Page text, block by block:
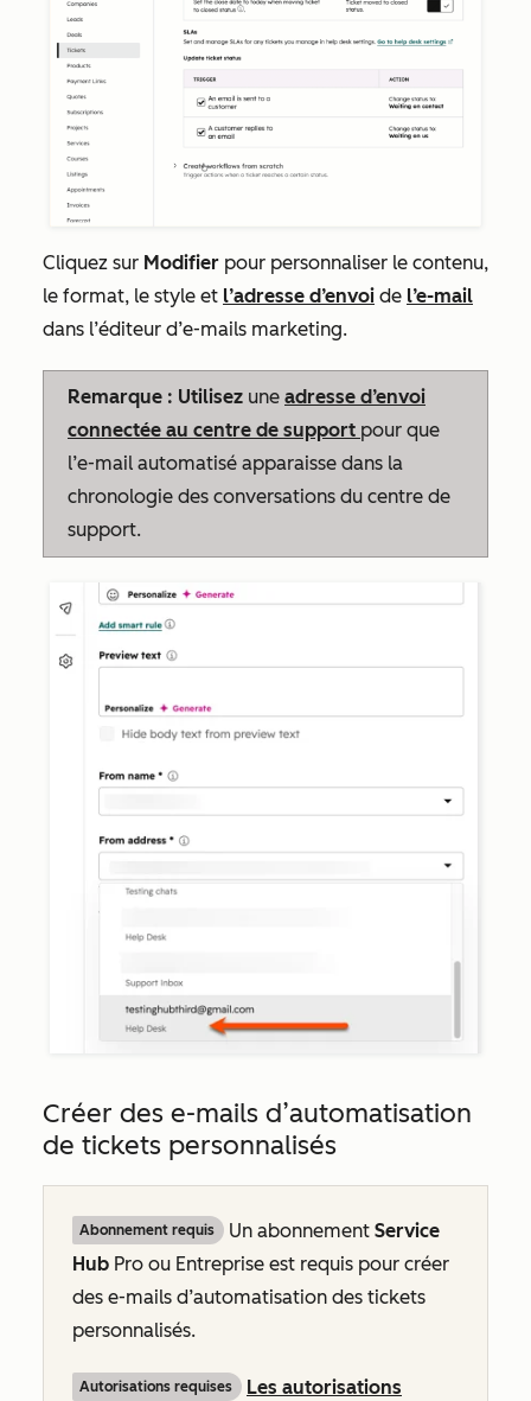
Cliquez sur Modifier pour personnaliser le contenu,
le format, le style et l’adresse d’envoi de l’e-mail
dans l’éditeur d’e-mails marketing.
Remarque : Utilisez une adresse d’envoi
connectée au centre de support pour que
l’e-mail automatisé apparaisse dans la
chronologie des conversations du centre de
support.
Créer des e-mails d’automatisation
de tickets personnalisés
Abonnement requis Un abonnement Service
Hub Pro ou Entreprise est requis pour créer
des e-mails d’automatisation des tickets
personnalisés.
Autorisations requises Les autorisations